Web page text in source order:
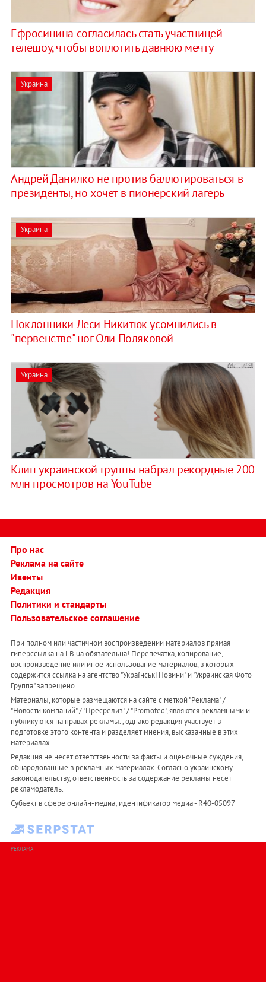
Ефросинина согласилась стать участницей
телешоу, чтобы воплотить давнюю мечту
Украина
Андрей Данилко не против баллотироваться в
президенты, но хочет в пионерский лагерь
Украина
Поклонники Леси Никитюк усомнились в
"первенстве" ног Оли Поляковой
Украина
Клип украинской группы набрал рекордные 200
млн просмотров на YouTube
Про нас
Реклама на сайте
Ивенты
Редакция
Политики и стандарты
Пользовательское соглашение
При полном или частичном воспроизведении материалов прямая
гиперссылка на LB.ua обязательна! Перепечатка, копирование,
воспроизведение или иное использование материалов, в которых
содержится ссылка на агентство "Українськi Новини" и "Украинская Фото
Группа" запрещено.
Материалы, которые размещаются на сайте с меткой "Реклама" /
"Новости компаний" / "Пресрелиз" / "Promoted", являются рекламными и
публикуются на правах рекламы. , однако редакция участвует в
подготовке этого контента и разделяет мнения, высказанные в этих
материалах.
Редакция не несет ответственности за факты и оценочные суждения,
обнародованные в рекламных материалах. Согласно украинскому
законодательству, ответственность за содержание рекламы несет
рекламодатель.
Субъект в сфере онлайн-медиа; идентификатор медиа - R40-05097
РЕКЛАМА